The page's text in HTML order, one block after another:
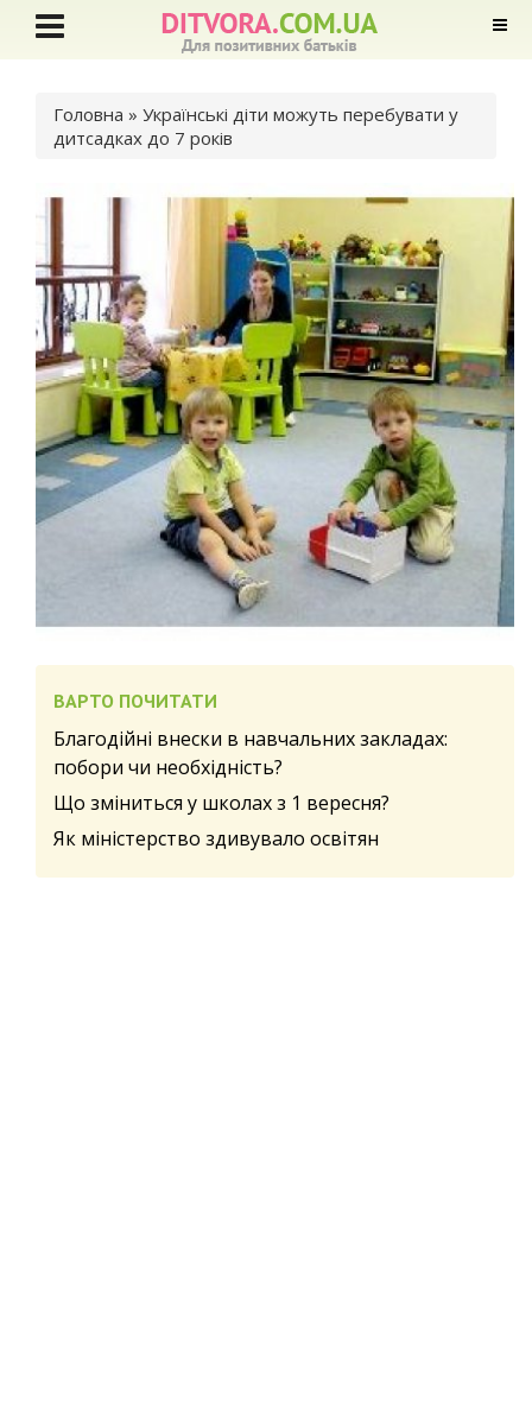
Ви є тут
Головна » Українські діти можуть перебувати у
дитсадках до 7 років
ВАРТО ПОЧИТАТИ
Благодійні внески в навчальних закладах:
побори чи необхідність?
Що зміниться у школах з 1 вересня?
Як міністерство здивувало освітян